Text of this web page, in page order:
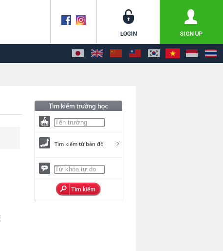
Tìm kiếm từ bản đồ